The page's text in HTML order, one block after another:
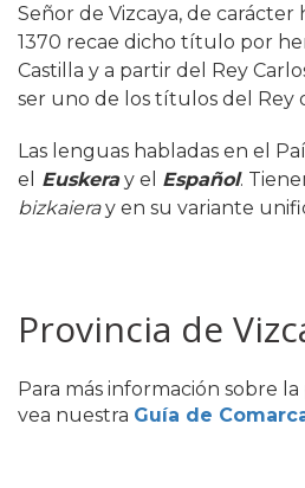
Señor de Vizcaya, de
1370 recae dicho título por
Castilla y a partir del Rey
ser uno de los títulos del Rey
Las lenguas habladas en el
el
Euskeray el Español.
bizkaieray en su variante
Provincia de
Para más información sobre
vea nuestra Guía de